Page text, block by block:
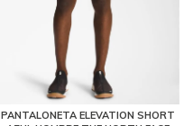
PANTALONETA ELEVATION SHORT